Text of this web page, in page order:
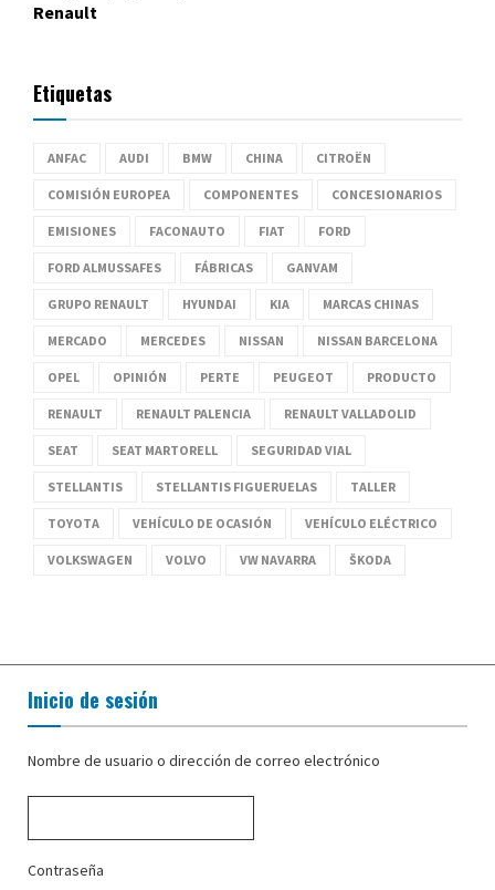
Renault
Etiquetas
ANFAC AUDI BMW CHINA CITROËN
COMISIÓN EUROPEA COMPONENTES CONCESIONARIOS
EMISIONES FACONAUTO FIAT FORD
FORD ALMUSSAFES FÁBRICAS GANVAM
GRUPO RENAULT HYUNDAI KIA MARCAS CHINAS
MERCADO MERCEDES NISSAN NISSAN BARCELONA
OPEL OPINIÓN PERTE PEUGEOT PRODUCTO
RENAULT RENAULT PALENCIA RENAULT VALLADOLID
SEAT SEAT MARTORELL SEGURIDAD VIAL
STELLANTIS STELLANTIS FIGUERUELAS TALLER
TOYOTA VEHÍCULO DE OCASIÓN VEHÍCULO ELÉCTRICO
VOLKSWAGEN VOLVO VW NAVARRA ŠKODA
Inicio de sesión
Nombre de usuario o dirección de correo electrónico
Contraseña